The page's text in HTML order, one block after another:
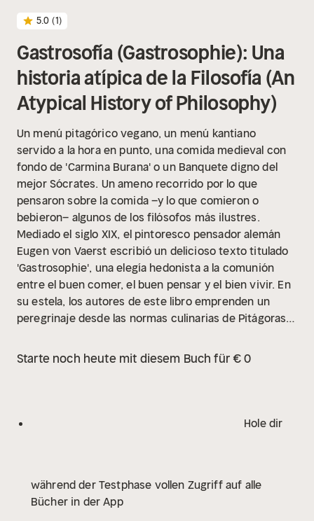
5.0 (1)
Gastrosofía (Gastrosophie): Una
historia atípica de la Filosofía (An
Atypical History of Philosophy)
Un menú pitagórico vegano, un menú kantiano
servido a la hora en punto, una comida medieval con
fondo de 'Carmina Burana' o un Banquete digno del
mejor Sócrates. Un ameno recorrido por lo que
pensaron sobre la comida –y lo que comieron o
bebieron– algunos de los filósofos más ilustres.
Mediado el siglo XIX, el pintoresco pensador alemán
Eugen von Vaerst escribió un delicioso texto titulado
'Gastrosophie', una elegía hedonista a la comunión
entre el buen comer, el buen pensar y el bien vivir. En
su estela, los autores de este libro emprenden un
peregrinaje desde las normas culinarias de Pitágoras a
ambos más interesados en la pureza del alma o de las
algunos insignes pensadores del medievo, hasta llegar
«bon vibant» como Marx.
Starte noch heute mit diesem Buch für € 0
Hole dir
während der Testphase vollen Zugriff auf alle
Bücher in der App